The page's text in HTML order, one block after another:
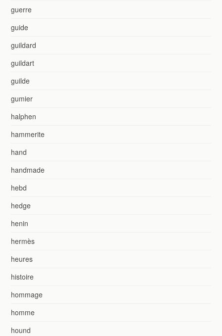
guerre
guide
guildard
guildart
guilde
gumier
halphen
hammerite
hand
handmade
hebd
hedge
henin
hermès
heures
histoire
hommage
homme
hound